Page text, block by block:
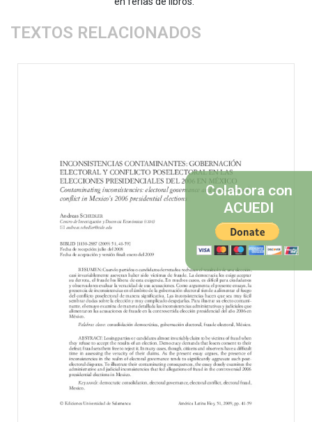
TEXTOS RELACIONADOS
Colabora con
ACUEDI